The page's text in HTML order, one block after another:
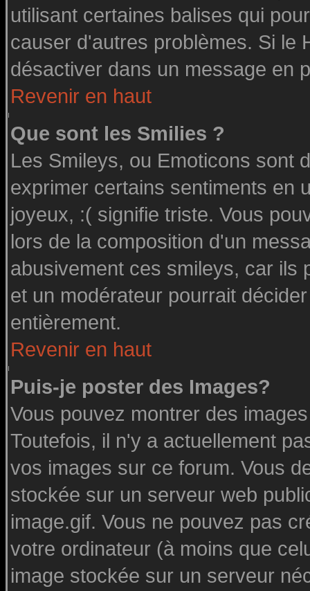
utilisant certaines balises qui
causer d'autres problèmes. Si le
désactiver dans un message en
Revenir en haut
Que sont les Smilies ?
Les Smileys, ou Emoticons sont
exprimer certains sentiments en
joyeux, :( signifie triste. Vous
lors de la composition d'un
abusivement ces smileys, car ils
et un modérateur pourrait
entièrement.
Revenir en haut
Puis-je poster des Images?
Vous pouvez montrer des
Toutefois, il n'y a actuellement
vos images sur ce forum. Vous
stockée sur un serveur web
image.gif. Vous ne pouvez pas
votre ordinateur (à moins que
image stockée sur un serveur